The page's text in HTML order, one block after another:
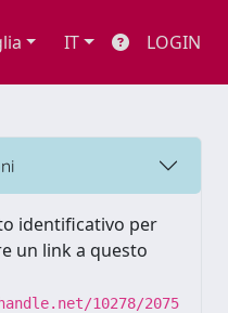
IT LOGIN
identificativo per
un link a questo
10278/2075